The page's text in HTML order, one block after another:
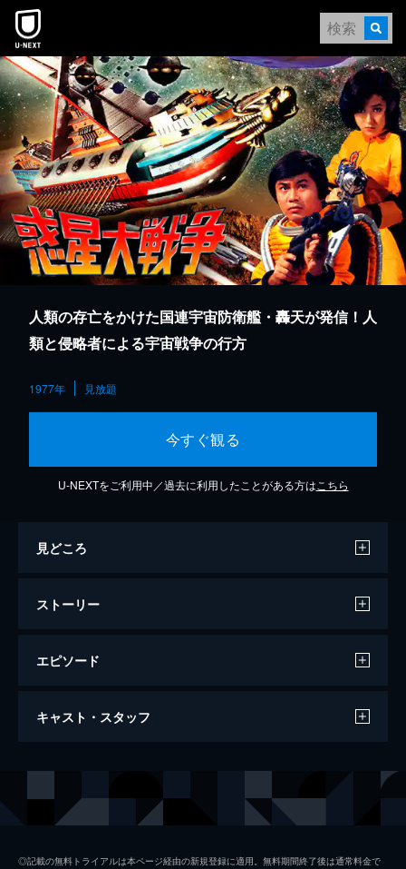
本文へスキップ
人類の存亡をかけた国連宇宙防衛艦・轟天が発信！人
類と侵略者による宇宙戦争の行方
1977年 見放題
今すぐ観る
U-NEXTをご利用中／過去に利用したことがある方は こちら
見どころ
ストーリー
エピソード
惑星大戦争
キャスト・スタッフ
浅野ゆう子
◎記載の無料トライアルは本ページ経由の新規登録に適用。無料期間終了後は通常料金で